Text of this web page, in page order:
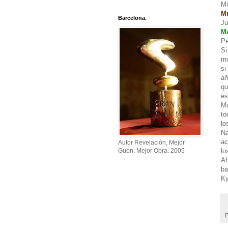
Si
si
Barcelona.
Autor Revelación, Mejor
Guón, Mejor Obra. 2005